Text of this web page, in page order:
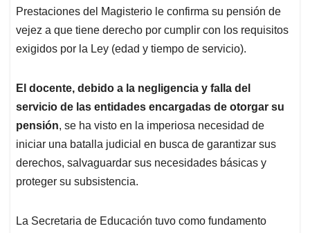
Prestaciones del Magisterio le confirma su pensión de
vejez a que tiene derecho por cumplir con los requisitos
exigidos por la Ley (edad y tiempo de servicio).
El docente, debido a la negligencia y falla del
servicio de las entidades encargadas de otorgar su
pensión, se ha visto en la imperiosa necesidad de
iniciar una batalla judicial en busca de garantizar sus
derechos, salvaguardar sus necesidades básicas y
proteger su subsistencia.
La Secretaria de Educación tuvo como fundamento